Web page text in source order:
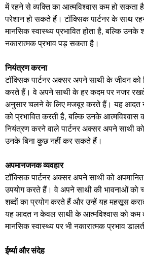
में रहने से व्यक्ति का आत्मविश्वास कम हो
परेशान हो सकते हैं। टॉक्सिक पार्टनर के साथ
मानसिक स्वास्थ्य प्रभावित होता है, बल्कि उनके
नकारात्मक प्रभाव पड़ सकता है।
नियंत्रण करना
टॉक्सिक पार्टनर अक्सर अपने साथी के जीवन को
करते हैं। वे अपने साथी के हर कदम पर नजर
अनुसार चलने के लिए मजबूर करते हैं। यह आदत
को प्रभावित करती है, बल्कि उनके
नियंत्रण करने वाले पार्टनर अक्सर अपने साथी
उनके बिना कुछ नहीं कर सकते हैं।
अपमानजनक व्यवहार
टॉक्सिक पार्टनर अक्सर अपने साथी को
उपयोग करते हैं। वे अपने साथी की भावनाओं को
शब्दों का प्रयोग करते हैं और उन्हें यह महसूस कराते
यह आदत न केवल साथी के आत्मविश्वास को कम
मानसिक स्वास्थ्य पर भी नकारात्मक प्रभाव
ईर्ष्या और संदेह